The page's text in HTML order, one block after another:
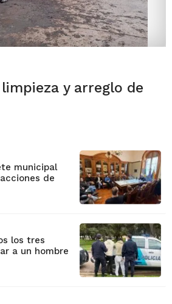
y arreglo de
municipal
de
los tres
a un hombre